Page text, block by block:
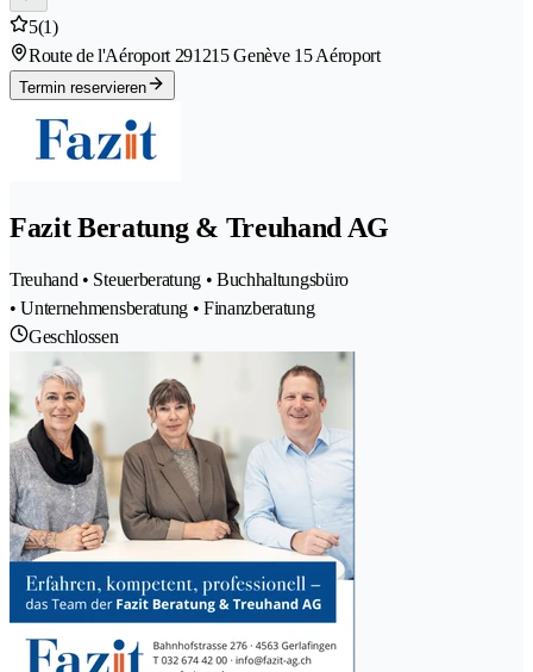
5(1)
Route de l'Aéroport 291215 Genève 15 Aéroport
Termin reservieren
Fazit Beratung & Treuhand AG
Treuhand • Steuerberatung • Buchhaltungsbüro
• Unternehmensberatung • Finanzberatung
Geschlossen